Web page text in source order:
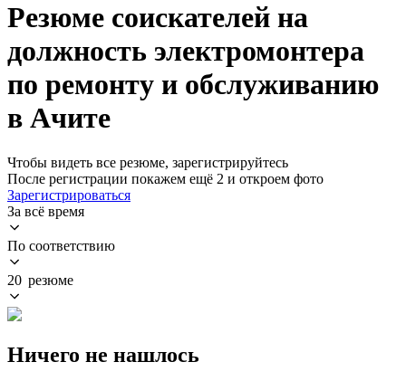
Резюме соискателей на
должность электромонтера
по ремонту и обслуживанию
в Ачите
Чтобы видеть все резюме, зарегистрируйтесь
После регистрации покажем ещё 2 и откроем фото
Зарегистрироваться
За всё время
По соответствию
20 резюме
Ничего не нашлось